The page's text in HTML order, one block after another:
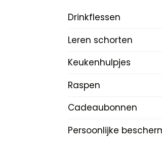
Drinkflessen
Leren schorten
Keukenhulpjes
Raspen
Cadeaubonnen
Persoonlijke